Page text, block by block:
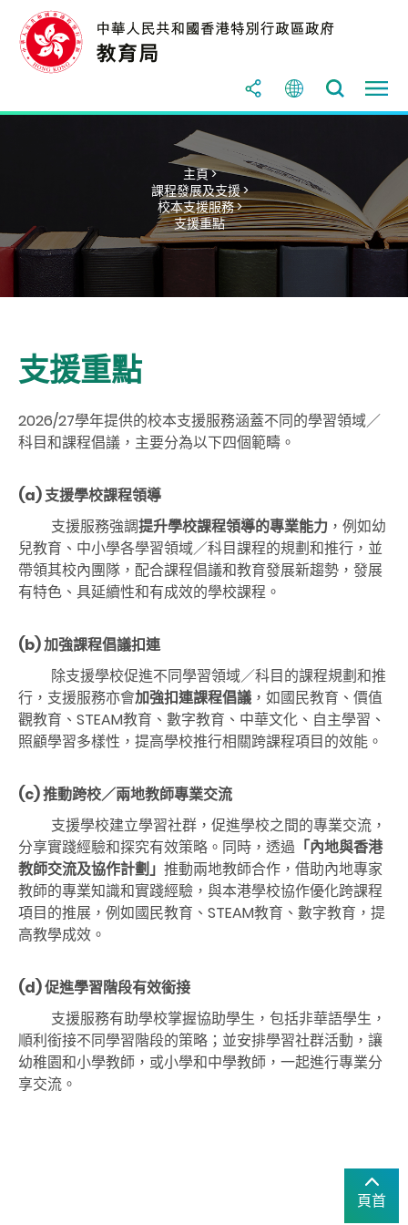
主頁 >
課程發展及支援 >
校本支援服務 >
支援重點
支援重點
2026/27學年提供的校本支援服務涵蓋不同的學習領域／
科目和課程倡議，主要分為以下四個範疇。
(a) 支援學校課程領導
支援服務強調提升學校課程領導的專業能力 ，例如幼
兒教育、中小學各學習領域／科目課程的規劃和推行，並
帶領其校內團隊，配合課程倡議和教育發展新趨勢，發展
有特色、具延續性和有成效的學校課程。
(b) 加強課程倡議扣連
除支援學校促進不同學習領域／科目的課程規劃和推
行，支援服務亦會加強扣連課程倡議 ，如國民教育、價值
觀教育、STEAM教育、數字教育、中華文化、自主學習、
照顧學習多樣性，提高學校推行相關跨課程項目的效能。
(c) 推動跨校／兩地教師專業交流
支援學校建立學習社群，促進學校之間的專業交流，
分享實踐經驗和探究有效策略。同時，透過 「內地與香港
教師交流及協作計劃」 推動兩地教師合作，借助內地專家
教師的專業知識和實踐經驗，與本港學校協作優化跨課程
項目的推展，例如國民教育、STEAM教育、數字教育，提
高教學成效。
(d) 促進學習階段有效銜接
支援服務有助學校掌握協助學生，包括非華語學生，
順利銜接不同學習階段的策略；並安排學習社群活動，讓
幼稚園和小學教師，或小學和中學教師，一起進行專業分
享交流。
頁首